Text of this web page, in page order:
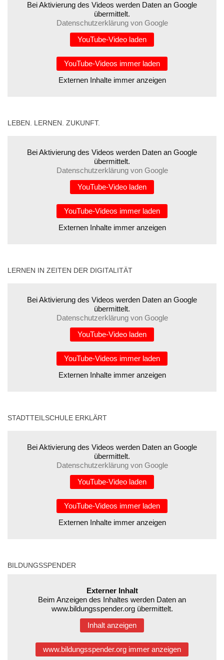
Bei Aktivierung des Videos werden Daten an Google
übermittelt.
Datenschutzerklärung von Google
YouTube-Video laden
YouTube-Videos immer laden
Externen Inhalte immer anzeigen
LEBEN. LERNEN. ZUKUNFT.
Bei Aktivierung des Videos werden Daten an Google
übermittelt.
Datenschutzerklärung von Google
YouTube-Video laden
YouTube-Videos immer laden
Externen Inhalte immer anzeigen
LERNEN IN ZEITEN DER DIGITALITÄT
Bei Aktivierung des Videos werden Daten an Google
übermittelt.
Datenschutzerklärung von Google
YouTube-Video laden
YouTube-Videos immer laden
Externen Inhalte immer anzeigen
STADTTEILSCHULE ERKLÄRT
Bei Aktivierung des Videos werden Daten an Google
übermittelt.
Datenschutzerklärung von Google
YouTube-Video laden
YouTube-Videos immer laden
Externen Inhalte immer anzeigen
BILDUNGSSPENDER
Externer Inhalt
Beim Anzeigen des Inhaltes werden Daten an
www.bildungsspender.org übermittelt.
Inhalt anzeigen
www.bildungsspender.org immer anzeigen